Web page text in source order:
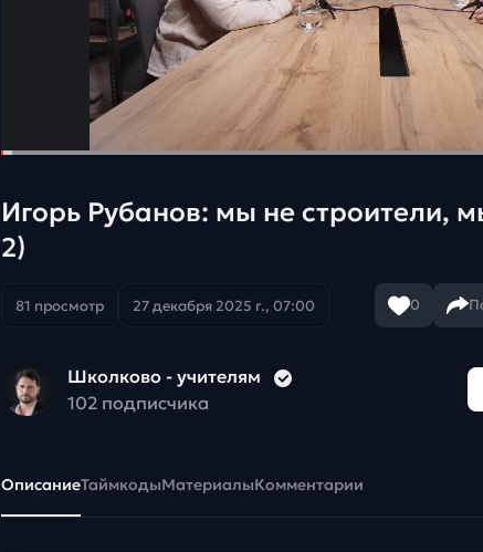
Игорь Рубанов: мы не строители,
2)
81 просмотр 27 декабря 2025 г., 07:00 0
Школково - учителям
102 подписчика
ОписаниеТаймкодыМатериалыКомментарии